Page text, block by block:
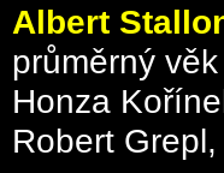
Albert
průměrný
Honza
Robert